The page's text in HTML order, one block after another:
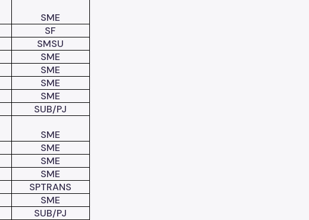
SME
SF
SMSU
SME
SME
SME
SME
SUB/PJ
SME
SME
SME
SME
SPTRANS
SME
SUB/PJ